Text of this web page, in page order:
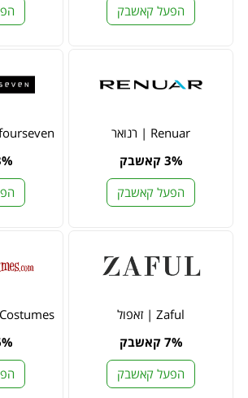
הפעל קאשבק
Renuar | רנואר
3% קאשבק
הפעל קאשבק
3%
Zaful | זאפול
7% קאשבק
הפעל קאשבק
6%